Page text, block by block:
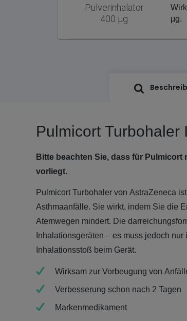
Pulverinhalator
400 μg
μg.
Pulmicort Turbohaler
Bitte beachten Sie, dass für
vorliegt.
Pulmicort Turbohaler von AstraZeneca
Asthmaanfälle. Sie wirkt, indem Sie die
Atemwegen mindert. Die
Inhalationsgeräten – es muss jedoch
Inhalationsstoß beim Gerät.
Wirksam zur Vorbeugung von
Verbesserung schon nach 2 Tagen
Markenmedikament